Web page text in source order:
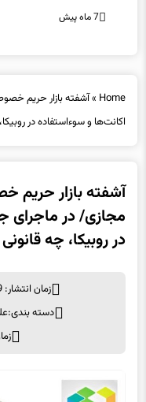
7 ماه پیش
Home
»آشفته بازار حریم
اکانت‌ها و سوء‌استفاده در
آشفته بازار حریم
مجازی/ در ماجرای
در روبیکا، چه
زمان انتشار: 19 آگوست 2021 ساعت 12:22
دسته بندی: